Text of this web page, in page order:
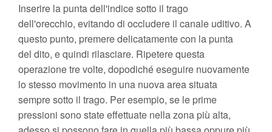
Inserire la punta dell'indice sotto il trago
dell'orecchio, evitando di occludere il canale uditivo. A
questo punto, premere delicatamente con la punta
del dito, e quindi rilasciare. Ripetere questa
operazione tre volte, dopodiché eseguire nuovamente
lo stesso movimento in una nuova area situata
sempre sotto il trago. Per esempio, se le prime
pressioni sono state effettuate nella zona più alta,